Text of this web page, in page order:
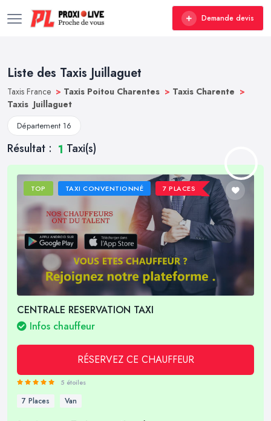
Demande devis
Liste des Taxis Juillaguet
Taxis France > Taxis Poitou Charentes > Taxis Charente >
Taxis Juillaguet
Département 16
Résultat : 1 Taxi(s)
TOP TAXI CONVENTIONNÉ 7 PLACES
CENTRALE RESERVATION TAXI
Infos chauffeur
RÉSERVEZ CE CHAUFFEUR
5 étoiles
7 Places Van